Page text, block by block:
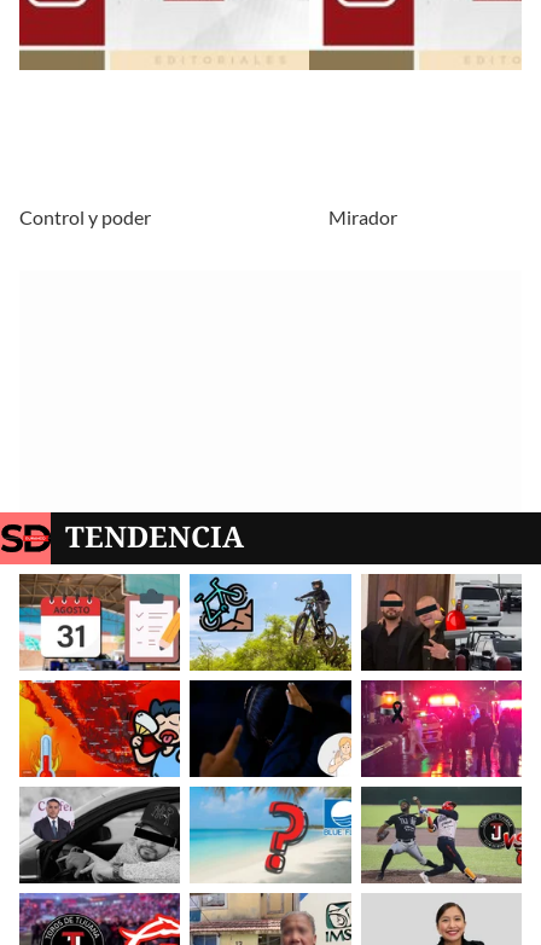
Control y poder Mirador
TENDENCIA